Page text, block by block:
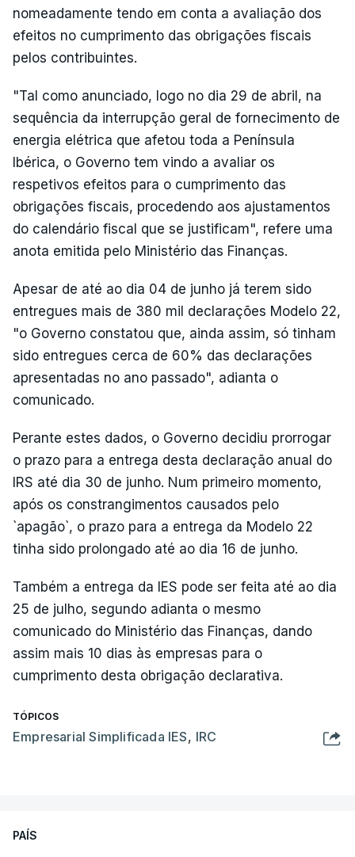
nomeadamente tendo em conta a avaliação dos
efeitos no cumprimento das obrigações fiscais
pelos contribuintes.
"Tal como anunciado, logo no dia 29 de abril, na
sequência da interrupção geral de fornecimento de
energia elétrica que afetou toda a Península
Ibérica, o Governo tem vindo a avaliar os
respetivos efeitos para o cumprimento das
obrigações fiscais, procedendo aos ajustamentos
do calendário fiscal que se justificam", refere uma
anota emitida pelo Ministério das Finanças.
Apesar de até ao dia 04 de junho já terem sido
entregues mais de 380 mil declarações Modelo 22,
"o Governo constatou que, ainda assim, só tinham
sido entregues cerca de 60% das declarações
apresentadas no ano passado", adianta o
comunicado.
Perante estes dados, o Governo decidiu prorrogar
o prazo para a entrega desta declaração anual do
IRS até dia 30 de junho. Num primeiro momento,
após os constrangimentos causados pelo
`apagão`, o prazo para a entrega da Modelo 22
tinha sido prolongado até ao dia 16 de junho.
Também a entrega da IES pode ser feita até ao dia
25 de julho, segundo adianta o mesmo
comunicado do Ministério das Finanças, dando
assim mais 10 dias às empresas para o
cumprimento desta obrigação declarativa.
TÓPICOS
Empresarial Simplificada IES, IRC
PAÍS